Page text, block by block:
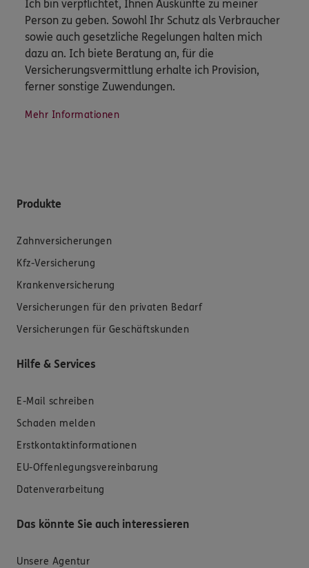
Ich bin verpflichtet, Ihnen Auskünfte zu meiner
Person zu geben. Sowohl Ihr Schutz als Verbraucher
sowie auch gesetzliche Regelungen halten mich
dazu an. Ich biete Beratung an, für die
Versicherungsvermittlung erhalte ich Provision,
ferner sonstige Zuwendungen.
Mehr Informationen
Produkte
Zahnversicherungen
Kfz-Versicherung
Krankenversicherung
Versicherungen für den privaten Bedarf
Versicherungen für Geschäftskunden
Hilfe & Services
E-Mail schreiben
Schaden melden
Erstkontaktinformationen
EU-Offenlegungsvereinbarung
Datenverarbeitung
Das könnte Sie auch interessieren
Unsere Agentur